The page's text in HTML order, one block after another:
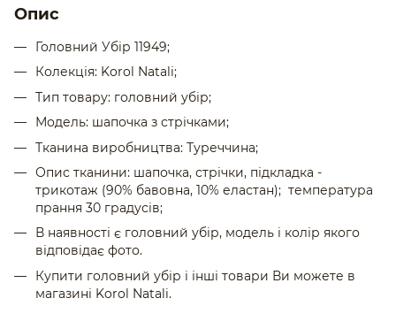
Опис
Головний Убір 11949;
Колекція: Korol Natali;
Тип товару: головний убір;
Модель: шапочка з стрічками;
Тканина виробництва: Туреччина;
Опис тканини: шапочка, стрічки, підкладка -
трикотаж (90% бавовна, 10% еластан); температура
прання 30 градусів;
В наявності є головний убір, модель і колір якого
відповідає фото.
Купити головний убір і інші товари Ви можете в
магазині Korol Natali.